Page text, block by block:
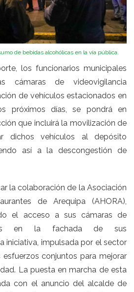
de bebidas alcohólicas en la vía pública.
los funcionarios municipales
cámaras de videovigilancia
de vehículos estacionados en
próximos días, se pondrá en
que incluirá la movilización de
dichos vehículos al depósito
así a la descongestión de
la colaboración de la Asociación
de Arequipa (AHORA),
el acceso a sus cámaras de
en la fachada de sus
iniciativa, impulsada por el sector
conjuntos para mejorar
La puesta en marcha de esta
con el anuncio del alcalde de